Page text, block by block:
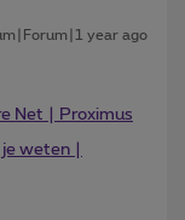
year ago
Net | Proximus
weten |